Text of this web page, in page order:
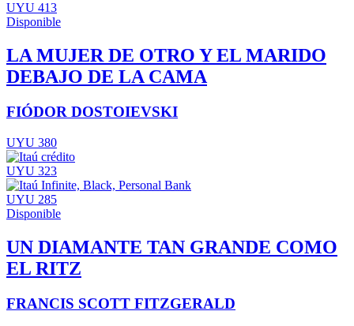
UYU 413
Disponible
LA MUJER DE OTRO Y EL MARIDO
DEBAJO DE LA CAMA
FIÓDOR DOSTOIEVSKI
UYU 380
UYU 323
UYU 285
Disponible
UN DIAMANTE TAN GRANDE COMO
EL RITZ
FRANCIS SCOTT FITZGERALD